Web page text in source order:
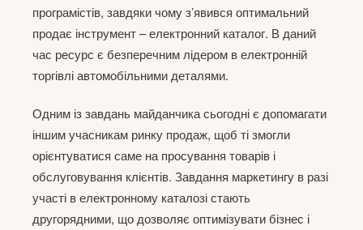
програмістів, завдяки чому з’явився оптимальний
продає інструмент – електронний каталог. В даний
час ресурс є безперечним лідером в електронній
торгівлі автомобільними деталями.
Одним із завдань майданчика сьогодні є допомагати
іншим учасникам ринку продаж, щоб ті змогли
орієнтуватися саме на просування товарів і
обслуговування клієнтів. Завдання маркетингу в разі
участі в електронному каталозі стають
другорядними, що дозволяє оптимізувати бізнес і